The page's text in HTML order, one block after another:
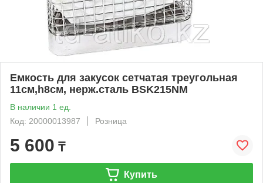
Емкость для закусок сетчатая треугольная
11см,h8см, нерж.сталь BSK215NM
В наличии 1 ед.
Код: 20000013987
Розница
5 600 ₸
Купить